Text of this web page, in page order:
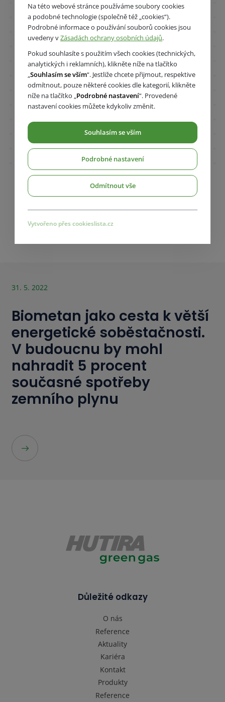
31. 5. 2022
Biometan jako cesta k větší
energetické soběstačnosti.
V budoucnu by mohl
nahradit 5 procent
současné spotřeby
zemního plynu
Důležité odkazy
O nás
Reference
Aktuality
Kariéra
Kontakt
Produkty
Reference
Na této webové stránce používáme soubory cookies
a podobné technologie (společně též „cookies“).
Podrobné informace o používání souborů cookies jsou
uvedeny vZásadách ochrany osobních údajů.
Pokud souhlasíte s použitím všech cookies (technických,
analytických i reklamních), klikněte níže na tlačítko
„Souhlasím se vším“. Jestliže chcete přijmout, respektive
odmítnout, pouze některé cookies dle kategorií, klikněte
níže na tlačítko „Podrobné nastavení“. Provedené
nastavení cookies můžete kdykoliv změnit.
Souhlasím se vším
Podrobné nastavení
Odmítnout vše
Vytvořeno přes cookieslista.cz